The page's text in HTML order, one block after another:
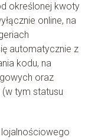
określonej kwoty
online, na
automatycznie z
kodu, na
oraz
tym statusu